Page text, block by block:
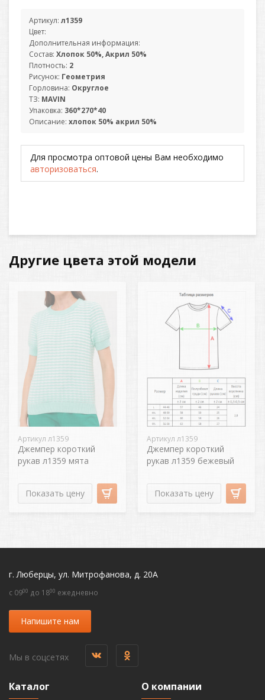
Артикул: л1359
Цвет:
Дополнительная информация:
Состав: Хлопок 50%, Акрил 50%
Плотность: 2
Рисунок: Геометрия
Горловина: Округлое
ТЗ: MAVIN
Упаковка: 360*270*40
Описание: хлопок 50% акрил 50%
Для просмотра оптовой цены Вам необходимо
авторизоваться.
Другие цвета этой модели
Артикул л1359
Джемпер короткий
рукав л1359 мята
Показать цену
Артикул л1359
Джемпер короткий
рукав л1359 бежевый
Показать цену
г. Люберцы, ул. Митрофанова, д. 20А
c 0900 до 1800 ежедневно
Напишите нам
Мы в соцсетях
Каталог О компании